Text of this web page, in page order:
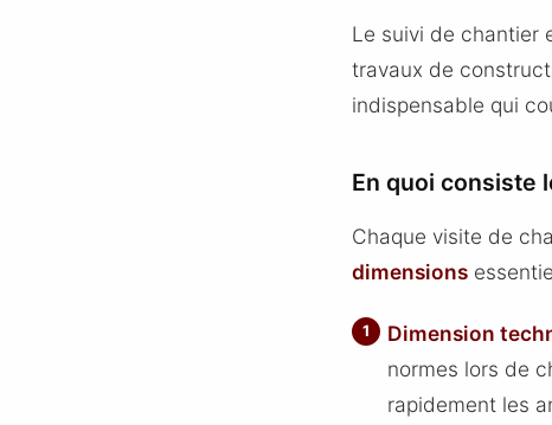
Le suivi de chantier
travaux de
indispensable qui
En quoi consiste
Chaque visite de
dimensions
Dimension
normes lors de
rapidement les